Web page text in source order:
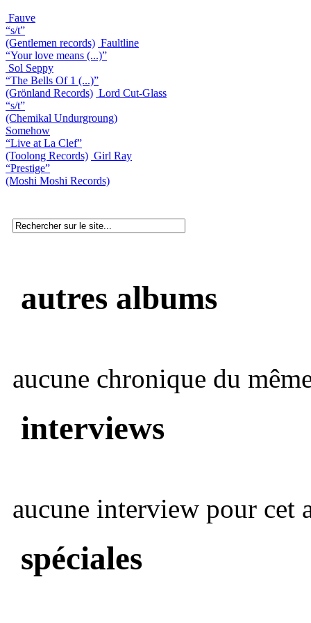
Fauve
“s/t”
(Gentlemen records) Faultline
“Your love means (...)”
Sol Seppy
“The Bells Of 1 (...)”
(Grönland Records) Lord Cut-Glass
“s/t”
(Chemikal Undurgroung)
Somehow
“Live at La Clef”
(Toolong Records) Girl Ray
“Prestige”
(Moshi Moshi Records)
autres albums
aucune chronique du
interviews
aucune interview pour cet
spéciales